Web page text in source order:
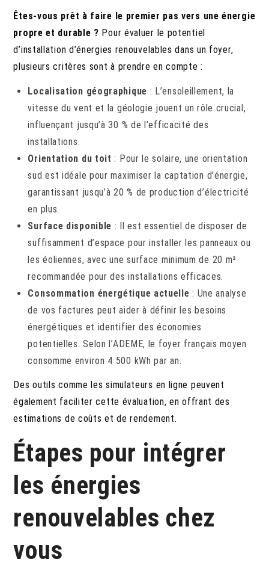
Êtes-vous prêt à faire le premier pas vers une énergie
propre et durable ? Pour évaluer le potentiel
d’installation d’énergies renouvelables dans un foyer,
plusieurs critères sont à prendre en compte :
Localisation géographique : L’ensoleillement, la
vitesse du vent et la géologie jouent un rôle crucial,
influençant jusqu’à 30 % de l’efficacité des
installations.
Orientation du toit : Pour le solaire, une orientation
sud est idéale pour maximiser la captation d’énergie,
garantissant jusqu’à 20 % de production d’électricité
en plus.
Surface disponible : Il est essentiel de disposer de
suffisamment d’espace pour installer les panneaux ou
les éoliennes, avec une surface minimum de 20 m²
recommandée pour des installations efficaces.
Consommation énergétique actuelle : Une analyse
de vos factures peut aider à définir les besoins
énergétiques et identifier des économies
potentielles. Selon l’ADEME, le foyer français moyen
consomme environ 4 500 kWh par an.
Des outils comme les simulateurs en ligne peuvent
également faciliter cette évaluation, en offrant des
estimations de coûts et de rendement.
Étapes pour intégrer
les énergies
renouvelables chez
vous